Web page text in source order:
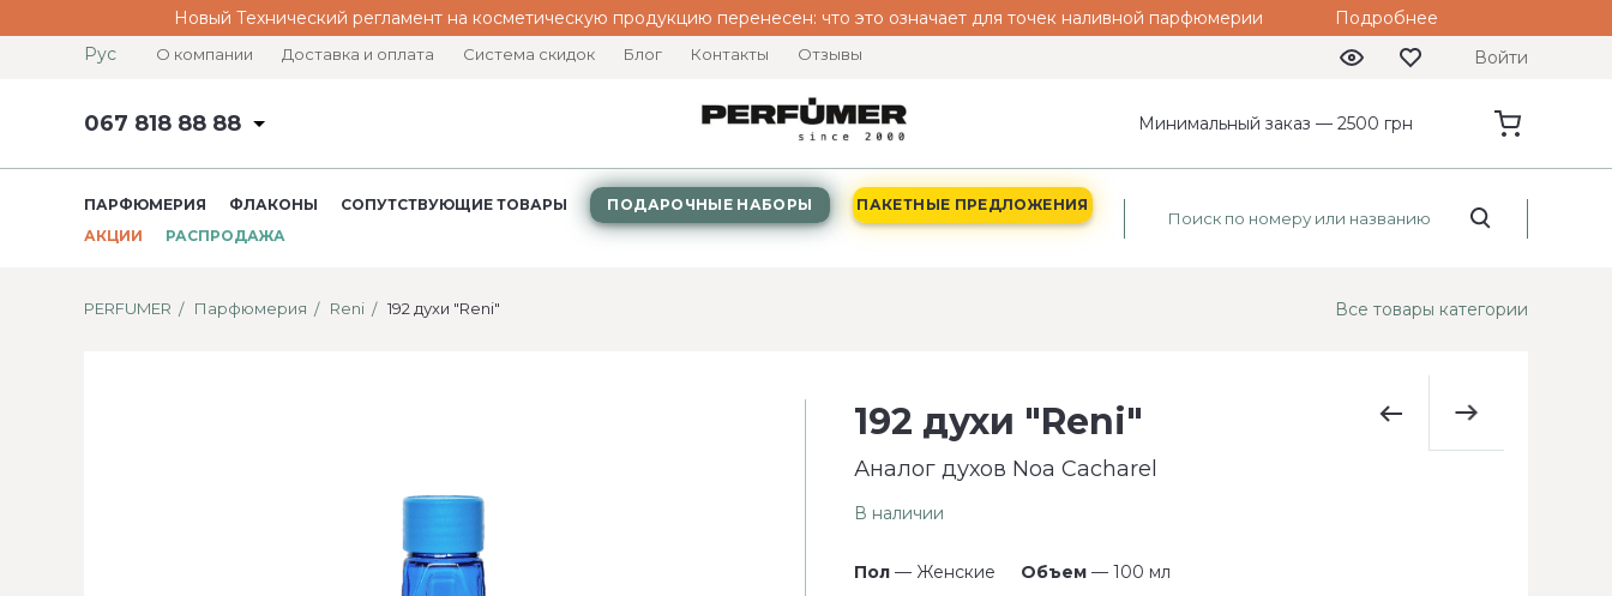
Новый Технический регламент на косметическую продукцию перенесен: что это означает для точек наливной парфюмерии
Подробнее
Рус
О компании Доставка и оплата Система скидок Блог Контакты Отзывы Войти
067 818 88 88 Минимальный заказ — 2500 грн
ПАРФЮМЕРИЯ ФЛАКОНЫ СОПУТСТВУЮЩИЕ ТОВАРЫ ПОДАРОЧНЫЕ НАБОРЫ
ПАКЕТНЫЕ ПРЕДЛОЖЕНИЯ
АКЦИИ
РАСПРОДАЖА
PERFUMER Парфюмерия Reni 192 духи "Reni" Все товары категории
192 духи "Reni"
Аналог духов Noa Cacharel
В наличии
Пол — Женские Объем — 100 мл